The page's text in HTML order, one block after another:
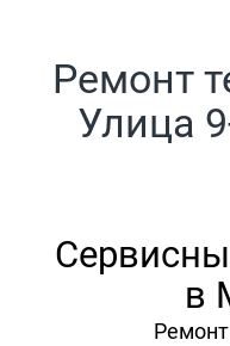
Ремонт
Улица
в